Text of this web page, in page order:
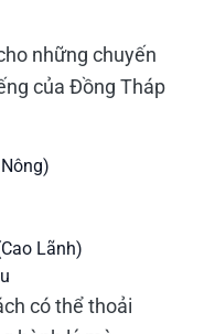
những chuyến
của Đồng Tháp
Lãnh)
có thể thoải